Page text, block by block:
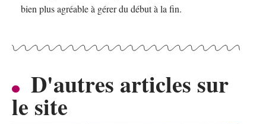
bien plus agréable à gérer du début à la fin.
D'autres articles sur
le site